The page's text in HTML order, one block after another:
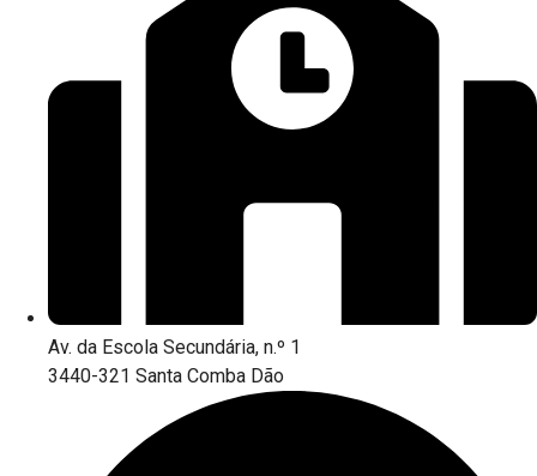
Av. da Escola Secundária, n.º 1
3440-321 Santa Comba Dão